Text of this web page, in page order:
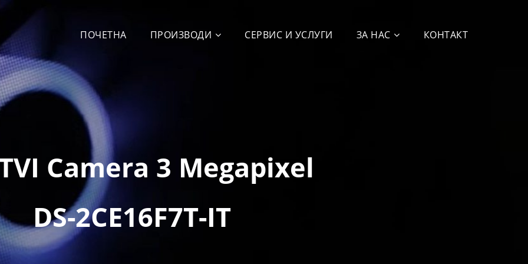
ПОЧЕТНА ПРОИЗВОДИ СЕРВИС И УСЛУГИ ЗА НАС КОНТАКТ
Camera 3 Megapixel
DS-2CE16F7T-IT